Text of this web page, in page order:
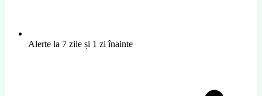
Alerte la 7 zile și 1 zi înainte